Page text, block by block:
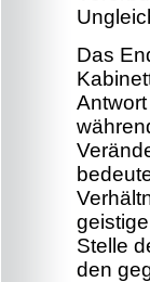
Das
Stelle
den